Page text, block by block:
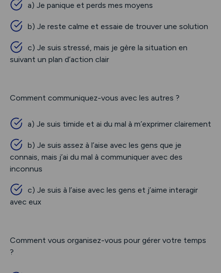
a) Je panique et perds mes moyens
b) Je reste calme et essaie de trouver une solution
c) Je suis stressé, mais je gère la situation en
suivant un plan d’action clair
Comment communiquez-vous avec les autres ?
a) Je suis timide et ai du mal à m’exprimer clairement
b) Je suis assez à l’aise avec les gens que je
connais, mais j’ai du mal à communiquer avec des
inconnus
c) Je suis à l’aise avec les gens et j’aime interagir
avec eux
Comment vous organisez-vous pour gérer votre temps
?